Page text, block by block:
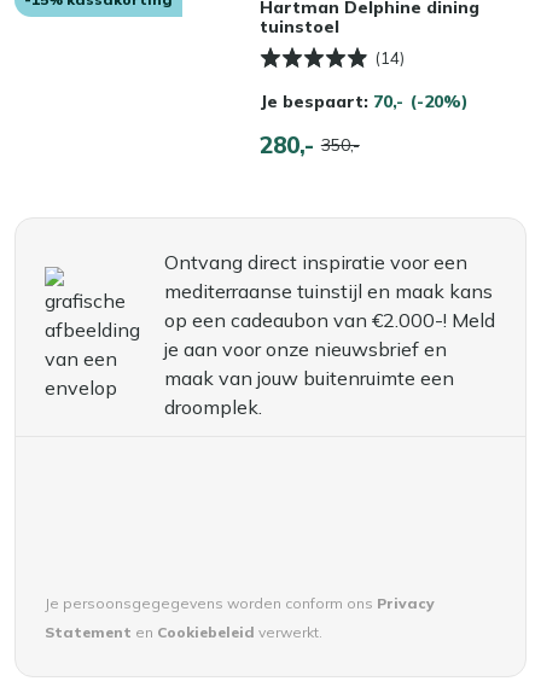
Hartman Delphine dining
tuinstoel
(14)
Je bespaart: 70,- (-20%)
280,- 350,-
Ontvang direct inspiratie voor een
mediterraanse tuinstijl en maak kans
op een cadeaubon van €2.000-! Meld
je aan voor onze nieuwsbrief en
maak van jouw buitenruimte een
droomplek.
Je persoonsgegegevens worden conform ons Privacy
Statement en Cookiebeleid verwerkt.